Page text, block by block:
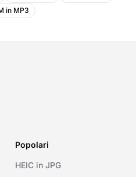
in MP3
Popolari
HEIC in JPG